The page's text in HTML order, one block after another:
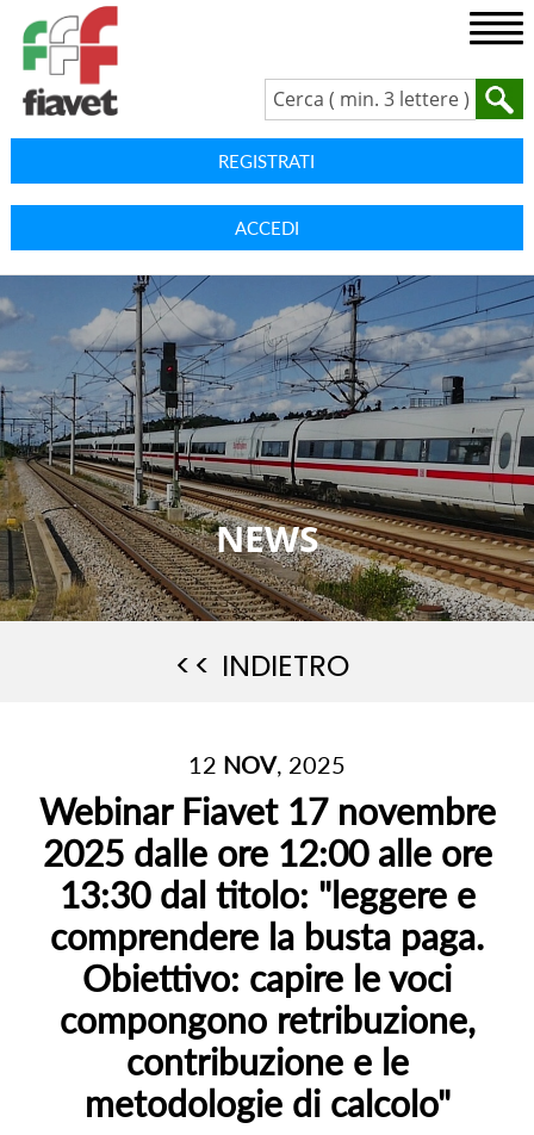
REGISTRATI
ACCEDI
NEWS
<< INDIETRO
12 NOV, 2025
Webinar Fiavet 17 novembre
2025 dalle ore 12:00 alle ore
13:30 dal titolo: "leggere e
comprendere la busta paga.
Obiettivo: capire le voci
compongono retribuzione,
contribuzione e le
metodologie di calcolo"